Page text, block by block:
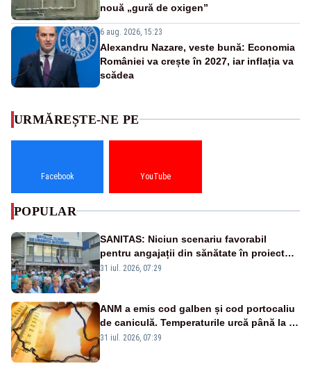
nouă „gură de oxigen”
6 aug. 2026, 15:23
Alexandru Nazare, veste bună: Economia
României va crește în 2027, iar inflația va
scădea
URMĂREȘTE-NE PE
Facebook YouTube
POPULAR
SANITAS: Niciun scenariu favorabil
pentru angajații din sănătate în proiectul
Legii salarizării
31 iul. 2026, 07:29
ANM a emis cod galben și cod portocaliu
de caniculă. Temperaturile urcă până la 38
de grade, iar nopțile devin tropicale
31 iul. 2026, 07:39